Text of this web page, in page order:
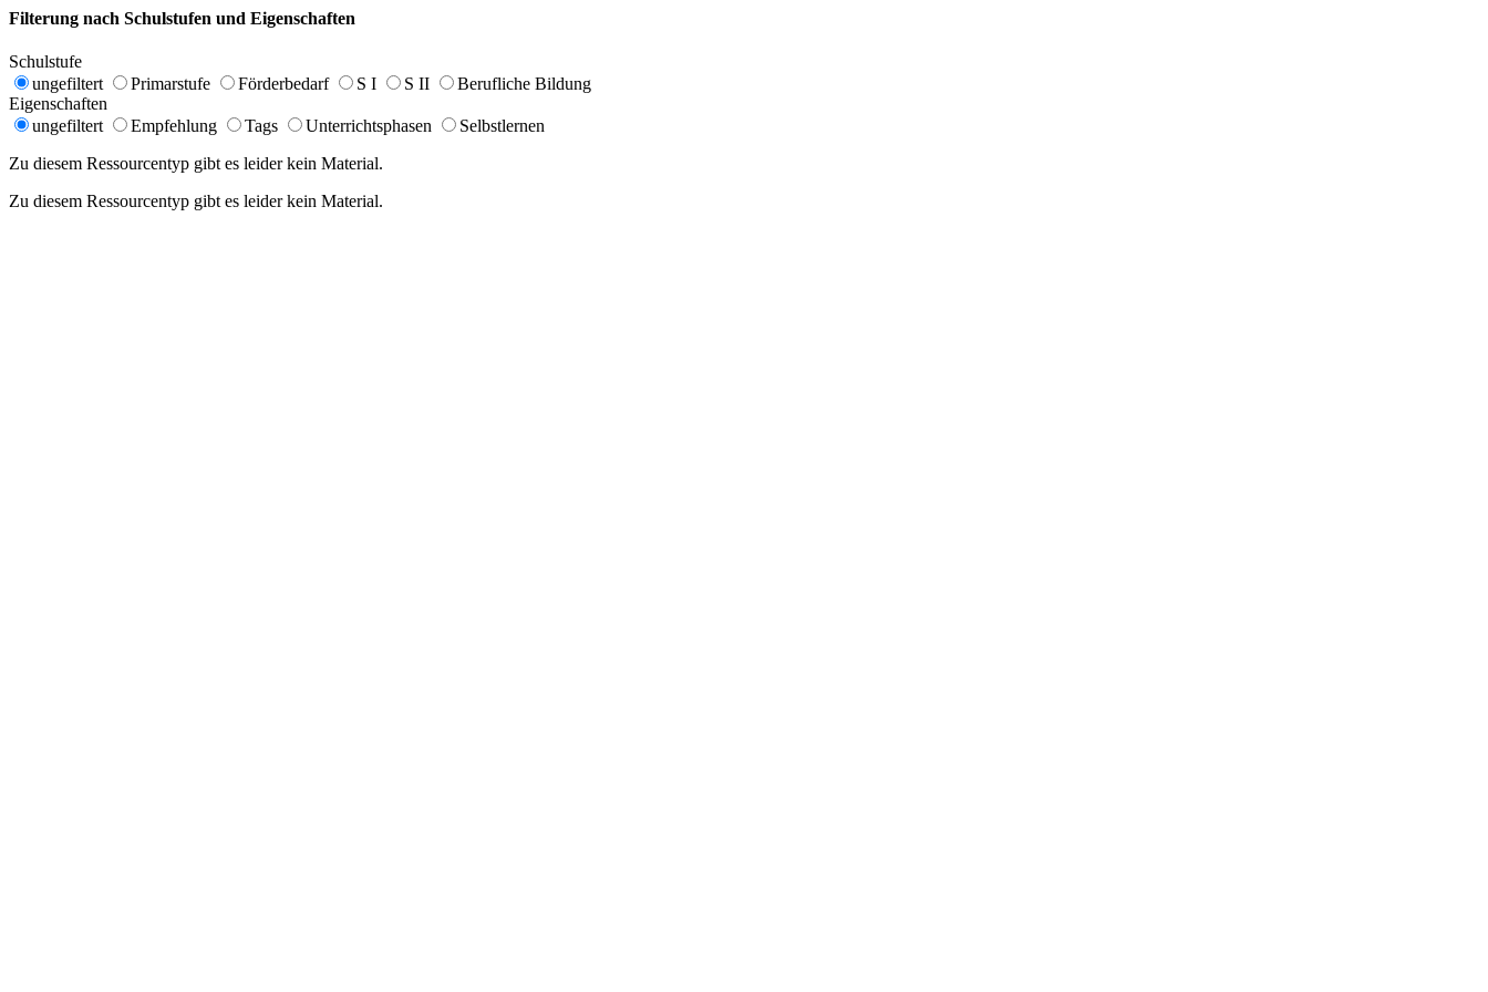
Filterung nach Schulstufen und Eigenschaften
Schulstufe
ungefiltert
Primarstufe Förderbedarf S I S II
Berufliche Bildung
Eigenschaften
ungefiltert
Empfehlung Tags Unterrichtsphasen
Selbstlernen
Zu diesem Ressourcentyp gibt es leider kein Material.
Zu diesem Ressourcentyp gibt es leider kein Material.